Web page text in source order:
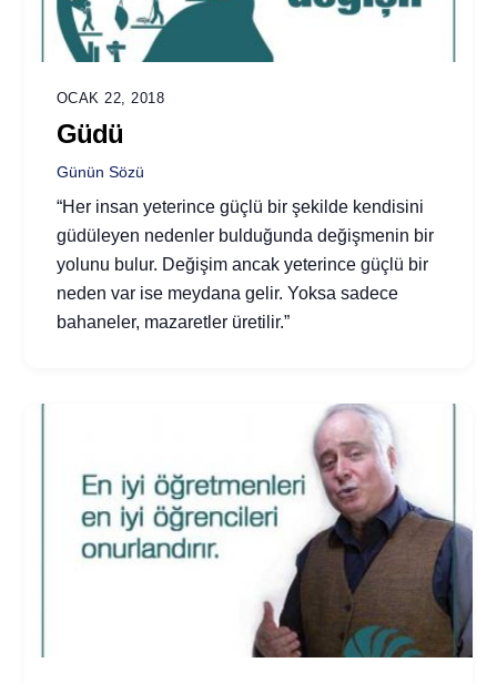
OCAK 22, 2018
Güdü
Günün Sözü
“Her insan yeterince güçlü bir şekilde kendisini
güdüleyen nedenler bulduğunda değişmenin bir
yolunu bulur. Değişim ancak yeterince güçlü bir
neden var ise meydana gelir. Yoksa sadece
bahaneler, mazaretler üretilir.”